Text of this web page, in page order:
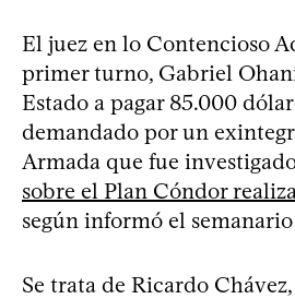
El juez en lo Contencioso
primer turno, Gabriel
Estado a pagar 85.000
demandado por un
Armada que fue
sobre el Plan Cóndor
según informó el semanario
Se trata de Ricardo